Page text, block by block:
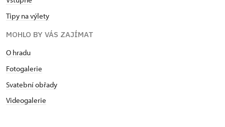
Tipy na výlety
MOHLO BY VÁS ZAJÍMAT
O hradu
Fotogalerie
Svatební obřady
Videogalerie